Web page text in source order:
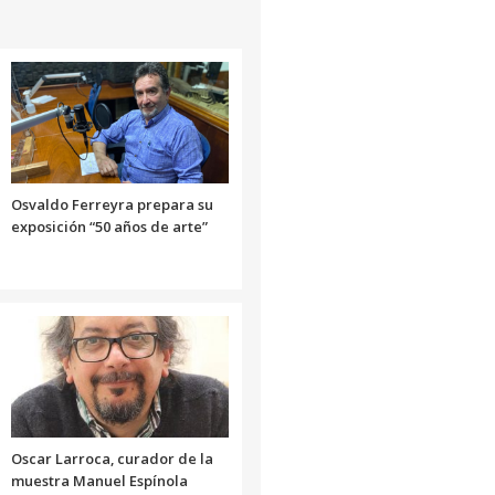
disminuir
el
volumen.
aumentar
o
disminuir
el
volumen.
Osvaldo Ferreyra prepara su
exposición “50 años de arte”
Oscar Larroca, curador de la
muestra Manuel Espínola